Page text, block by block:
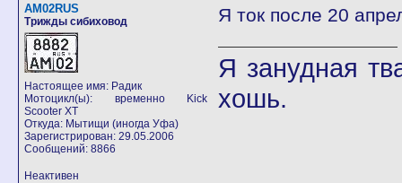
AM02RUS
Трижды сибиховод
Настоящее имя: Радик
Мотоцикл(ы): временно Kick
Scooter XT
Откуда: Мытищи (иногда Уфа)
Зарегистрирован: 29.05.2006
Сообщений: 8866
Я ток после 20
Я занудная
хошь.
Неактивен